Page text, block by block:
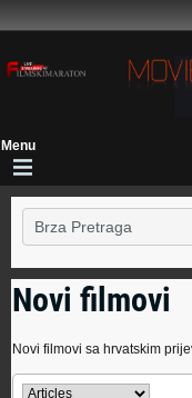
Novi filmovi
Novi filmovi sa hrvatskim